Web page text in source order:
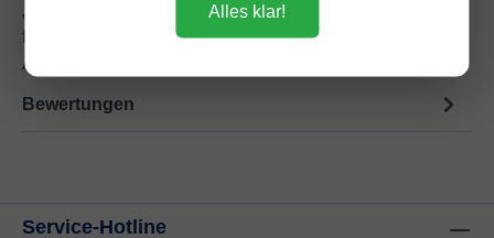
„Palmolive Antibacterial Aloe – Der große Nachfüll‑Pott
für echte Sauber‑Kapitäne!“ Der Palmolive Antibacterial
Aloe Nachfül…
Bewertungen
Service-Hotline
Alles klar!